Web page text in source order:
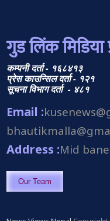
गुड लिंक मिडिया
कम्पनी दर्ता - १६८४१३
प्रेस काउन्सिल दर्ता - १२१
सूचना विभाग दर्ता - ४८१
Email :
Address :Mid
Our Team